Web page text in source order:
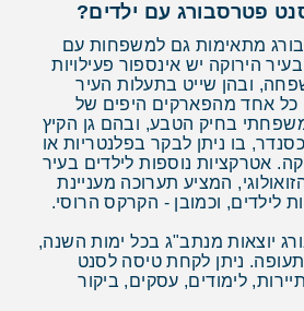
פטרסבורג עם ילדים?
מתאימות גם למשפחות עם
הירוקה יש אינספור פעילויות
ובהן שייט בתעלות העיר
כל אחד מהפארקים היפים של
משפחתי בחיק הטבע, ובהם גן הקיץ
בו ניתן לבקר בפלנטריות או
אטרקציות נוספות לילדים בעיר
המציע תערוכה מעניינת
לילדים, וכמובן - הקרקס הרוסי.
יוצאות מנתב"ג בכל ימות השנה,
ניתן לקחת טיסה לסנט
לימודים, עסקים, ביקור